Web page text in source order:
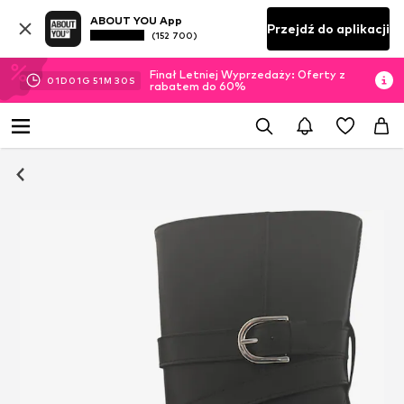
ABOUT YOU App
(152 700) Przejdź do aplikacji
01D 01 G 51M 30 S
Finał Letniej Wyprzedaży: Oferty z
rabatem do 60%